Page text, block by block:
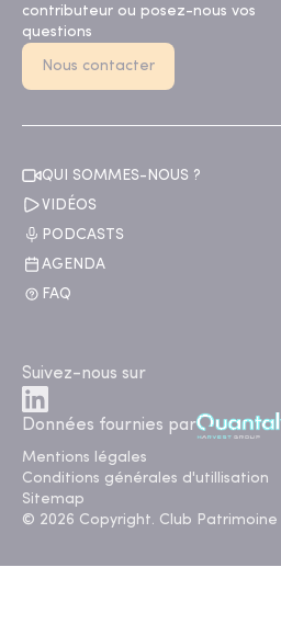
contributeur ou posez-nous vos
questions
Nous contacter
QUI SOMMES-NOUS ?
VIDÉOS
PODCASTS
AGENDA
FAQ
Suivez-nous sur
Données fournies par
Mentions légales
Conditions générales d'utillisation
Sitemap
© 2026 Copyright. Club Patrimoine